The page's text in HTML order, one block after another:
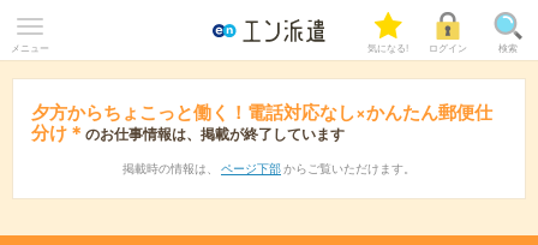
メニュー 気になる! ログイン 検索
夕方からちょこっと働く！電話対応なし×かんたん郵便仕
分け＊ のお仕事情報は、掲載が終了しています
掲載時の情報は、 ページ下部 からご覧いただけます。